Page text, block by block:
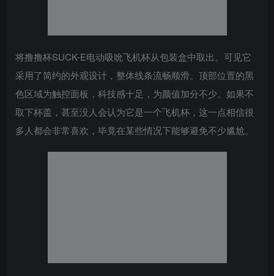
将撸撸杯SUCK-E电动吸吮飞机杯从包装盒中取出。可见它
采用了简约的外观设计，整体线条流畅顺滑。顶部位置的黑
色区域为触控面板，科技感十足，为颜值加分不少。如果不
取下杯盖，甚至没人会认为它是一个飞机杯，这一点相信很
多人都会非常喜欢，毕竟在某些情况下能够避免不少尴尬。